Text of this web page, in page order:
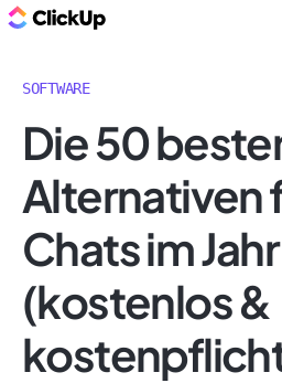
SOFTWARE
Die 50
Alternativen
Chats im
(kostenlos &